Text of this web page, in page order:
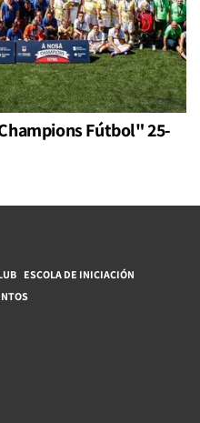
Fútbol" 25-
ESCOLA DE INICIACIÓN